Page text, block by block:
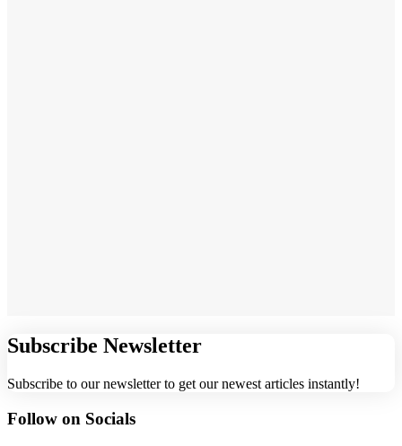
Subscribe Newsletter
Subscribe to our newsletter to get our newest articles instantly!
Follow on Socials